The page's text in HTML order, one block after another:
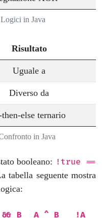
in Java
Risultato
Uguale a
Diverso da
else ternario
in Java
booleano: !true ==
tabella seguente mostra
B A ^ B !A